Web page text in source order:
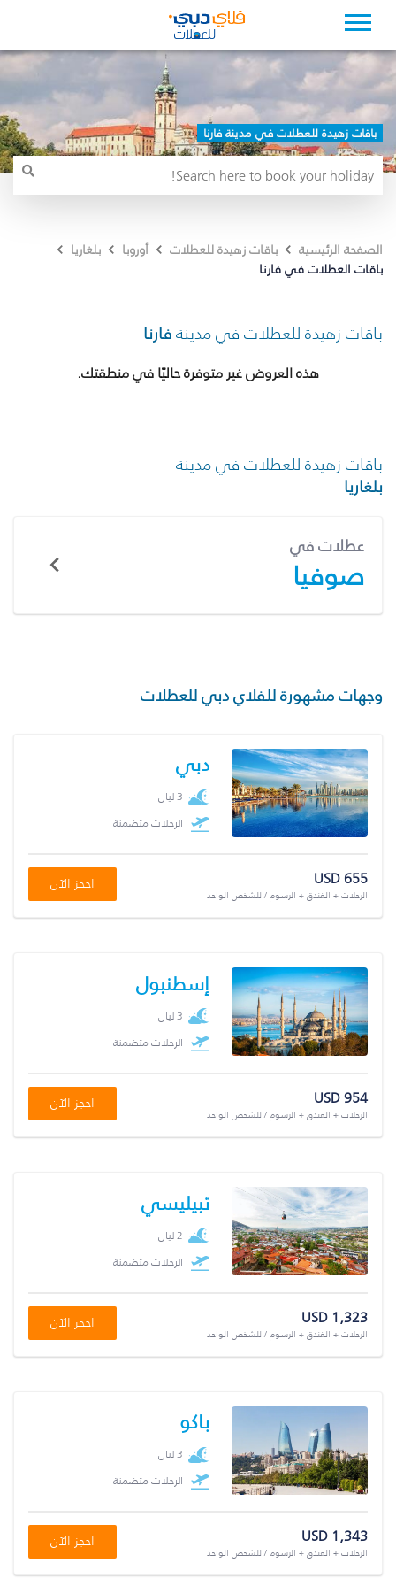
باقات زهيدة للعطلات في مدينة فارنا
الصفحة الرئيسية باقات زهيدة للعطلات أوروبا
بلغاريا
باقات العطلات في فارنا
باقات زهيدة للعطلات في مدينةفارنا
هذه العروض غير متوفرة حاليًا في منطقتك.
باقات زهيدة للعطلات في مدينة
بلغاريا
عطلات في
صوفيا
وجهات مشهورة للفلاي دبي للعطلات
دبي
3 ليال
الرحلات متضمنة
USD 655
الرحلات + الفندق + الرسوم / للشخص الواحد
احجز الآن
إسطنبول
3 ليال
الرحلات متضمنة
USD 954
الرحلات + الفندق + الرسوم / للشخص الواحد
احجز الآن
تبيليسي
2 ليال
الرحلات متضمنة
USD 1,323
الرحلات + الفندق + الرسوم / للشخص الواحد
احجز الآن
باكو
3 ليال
الرحلات متضمنة
USD 1,343
الرحلات + الفندق + الرسوم / للشخص الواحد
احجز الآن